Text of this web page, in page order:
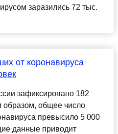
заразились 72 тыс.
от коронавируса
зафиксировано 182
образом, общее число
превысило 5 000
данные приводит